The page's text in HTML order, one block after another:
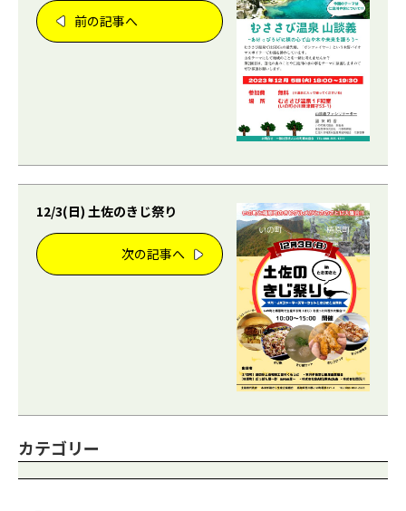
前の記事へ
12/3(日) 土佐のきじ祭り
次の記事へ
カテゴリー